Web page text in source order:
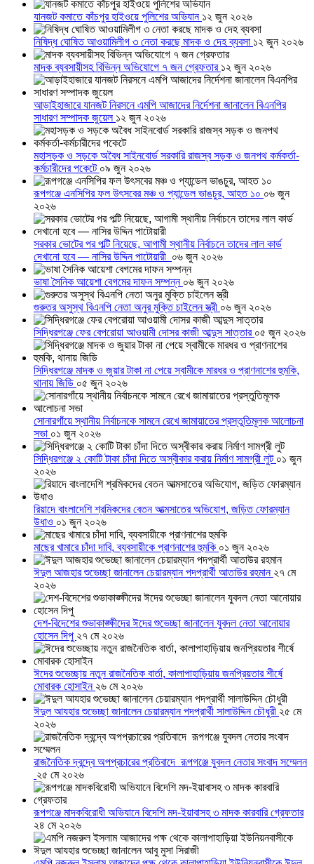
যানজট কমাতে কাঁচপুর হাইওয়ে পুলিশের অভিযান ১২ জুন ২০২৬
নিষিদ্ধ ঘোষিত আওয়ামিলীগ ৩ নেতা করছে মাদক ও দেহ ব্যবসা ১২ জুন ২০২৬
মাদক ব্যবসায়ীসহ বিভিন্ন অভিযোগে ৭ জন গ্রেফতার ১২ জুন ২০২৬
আড়াইহাজারে যানজট নিরসনে এমপি আজাদের নির্দেশনা জানালেন বিএনপির
সাধারণ সম্পাদক জুয়েল ১২ জুন ২০২৬
মহাসড়ক ও সড়কে অবৈধ সাইনবোর্ড সরকারি রাজস্ব সড়ক ও জনপথ কর্মকর্তা-
কর্মচারীদের পকেটে ০৯ জুন ২০২৬
রূপগঞ্জে এনসিপির ফল উৎসবের মঞ্চ ও প্যান্ডেল ভাঙচুর, আহত ১০ ০৬ জুন
২০২৬
সরকার ভোটের পর পল্টি নিয়েছে, আগামী স্থানীয় নির্বাচনে তাদের লাল কার্ড
দেখানো হবে — নাসির উদ্দিন পাটোয়ারী ০৬ জুন ২০২৬
ভাষা সৈনিক আয়েশা বেগমের দাফন সম্পন্ন ০৬ জুন ২০২৬
গুরুতর অসুস্থ বিএনপি নেতা অনুর মুক্তি চাইলেন স্ত্রী ০৬ জুন ২০২৬
সিদ্ধিরগঞ্জে ফের বেপরোয়া আওয়ামী দোসর কাজী আব্দুস সাত্তার ০৫ জুন ২০২৬
সিদ্ধিরগঞ্জে মাদক ও জুয়ার টাকা না পেয়ে স্বামীকে মারধর ও প্রাণনাশের হুমকি,
থানায় জিডি ০৫ জুন ২০২৬
সোনারগাঁয়ে স্থানীয় নির্বাচনকে সামনে রেখে জামায়াতের প্রস্তুতিমূলক আলোচনা
সভা ০১ জুন ২০২৬
সিদ্ধিরগঞ্জে ২ কোটি টাকা চাঁদা দিতে অস্বীকার করায় নির্মাণ সামগ্রী লুট ০১ জুন
২০২৬
রিয়াদে বাংলাদেশি শ্রমিকদের বেতন আত্মসাতের অভিযোগ, জড়িত ফোরম্যান
উধাও ০১ জুন ২০২৬
মাছের খামারে চাঁদা দাবি, ব্যবসায়ীকে প্রাণনাশের হুমকি ০১ জুন ২০২৬
ঈদুল আজহার শুভেচ্ছা জানালেন চেয়ারম্যান পদপ্রার্থী আতাউর রহমান ২৭ মে
২০২৬
দেশ-বিদেশের শুভাকাঙ্ক্ষীদের ঈদের শুভেচ্ছা জানালেন যুবদল নেতা আনোয়ার
হোসেন দিপু ২৭ মে ২০২৬
ঈদের শুভেচ্ছায় নতুন রাজনৈতিক বার্তা, কালাপাহাড়িয়ায় জনপ্রিয়তার শীর্ষে
মোবারক হোসাইন ২৬ মে ২০২৬
ঈদুল আযহার শুভেচ্ছা জানালেন চেয়ারম্যান পদপ্রার্থী সালাউদ্দিন চৌধুরী ২৫ মে
২০২৬
রাজনৈতিক দ্বন্দ্বে অপপ্রচারের প্রতিবাদে ‎রূপগঞ্জে যুবদল নেতার সংবাদ সম্মেলন
২৫ মে ২০২৬
রূপগঞ্জে মাদকবিরোধী অভিযানে বিদেশি মদ-ইয়াবাসহ ৩ মাদক কারবারি গ্রেফতার
২৪ মে ২০২৬